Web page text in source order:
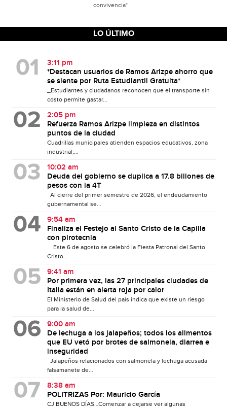
convivencia*
LO ÚLTIMO
3:11 pm
*Destacan usuarios de Ramos Arizpe ahorro que
se siente por Ruta Estudiantil Gratuita*
_Estudiantes y ciudadanos reconocen que el transporte sin
costo permite gastar...
2:05 pm
Refuerza Ramos Arizpe limpieza en distintos
puntos de la ciudad
Cuadrillas municipales atienden espacios educativos, zona
industrial,...
10:02 am
Deuda del gobierno se duplica a 17.8 billones de
pesos con la 4T
Al cierre del primer semestre de 2026, el endeudamiento
gubernamental se...
9:54 am
Finaliza el Festejo al Santo Cristo de la Capilla
con pirotecnia
Este 6 de agosto se celebró la Fiesta Patronal del Santo
Cristo...
9:41 am
Por primera vez, las 27 principales ciudades de
Italia están en alerta roja por calor
El Ministerio de Salud del país indica que existe un riesgo
para la salud de...
9:00 am
De lechuga a los jalapeños; todos los alimentos
que EU vetó por brotes de salmonela, diarrea e
inseguridad
Jalapeños relacionados con salmonela y lechuga acusada
falsamanete de...
8:38 am
POLITRIZAS Por: Mauricio García
CJ BUENOS DÍAS…Comenzar a dejarse ver algunas